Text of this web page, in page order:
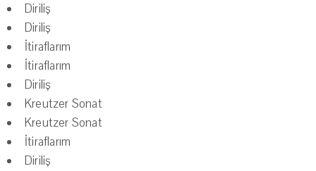
Diriliş
Diriliş
İtiraflarım
İtiraflarım
Diriliş
Kreutzer Sonat
Kreutzer Sonat
İtiraflarım
Diriliş